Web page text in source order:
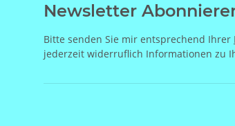
Newsletter
Bitte senden Sie mir entsprechend Ihrer
jederzeit widerruflich Informationen zu